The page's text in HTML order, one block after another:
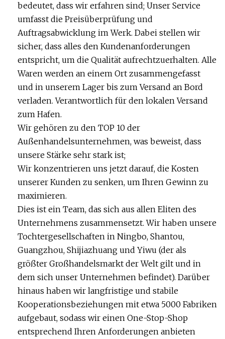
bedeutet, dass wir erfahren sind; Unser Service
umfasst die Preisüberprüfung und
Auftragsabwicklung im Werk. Dabei stellen wir
sicher, dass alles den Kundenanforderungen
entspricht, um die Qualität aufrechtzuerhalten. Alle
Waren werden an einem Ort zusammengefasst
und in unserem Lager bis zum Versand an Bord
verladen. Verantwortlich für den lokalen Versand
zum Hafen.
Wir gehören zu den TOP 10 der
Außenhandelsunternehmen, was beweist, dass
unsere Stärke sehr stark ist;
Wir konzentrieren uns jetzt darauf, die Kosten
unserer Kunden zu senken, um Ihren Gewinn zu
maximieren.
Dies ist ein Team, das sich aus allen Eliten des
Unternehmens zusammensetzt. Wir haben unsere
Tochtergesellschaften in Ningbo, Shantou,
Guangzhou, Shijiazhuang und Yiwu (der als
größter Großhandelsmarkt der Welt gilt und in
dem sich unser Unternehmen befindet). Darüber
hinaus haben wir langfristige und stabile
Kooperationsbeziehungen mit etwa 5000 Fabriken
aufgebaut, sodass wir einen One-Stop-Shop
entsprechend Ihren Anforderungen anbieten